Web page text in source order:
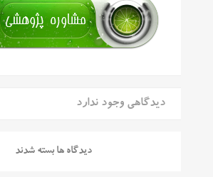
دیدگاهی وجود ندارد
دیدگاه ها بسته شدند